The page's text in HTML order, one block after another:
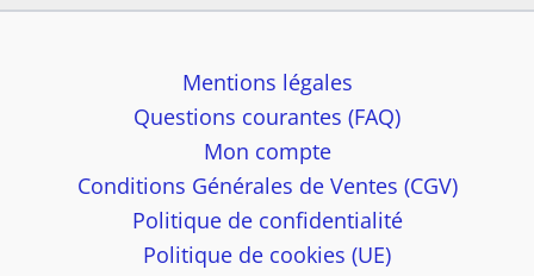
Mentions légales
Questions courantes (FAQ)
Mon compte
Conditions Générales de Ventes (CGV)
Politique de confidentialité
Politique de cookies (UE)